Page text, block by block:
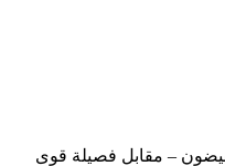
بيضون – مقابل فصيلة قوى